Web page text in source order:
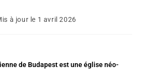
à jour le 1 avril 2026
de Budapest est une église néo-